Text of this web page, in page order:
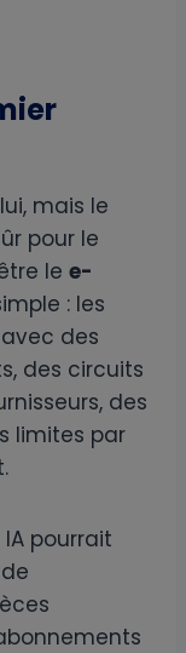
mais le
pour le
le e-
: les
des
des circuits
des
limites par
pourrait